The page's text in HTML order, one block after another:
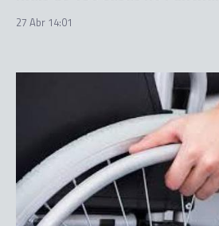
27 Abr 14:01